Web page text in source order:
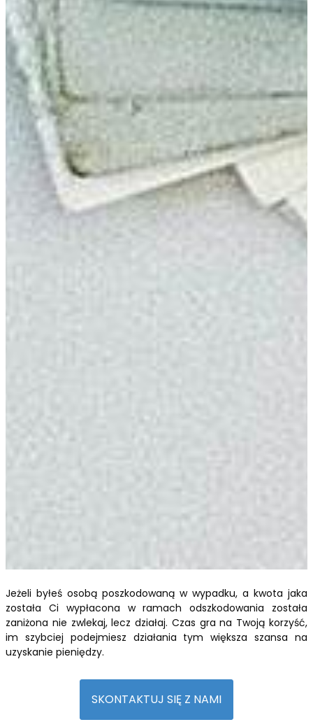
Jeżeli byłeś osobą poszkodowaną w wypadku, a kwota jaka
została Ci wypłacona w ramach odszkodowania została
zaniżona nie zwlekaj, lecz działaj. Czas gra na Twoją korzyść,
im szybciej podejmiesz działania tym większa szansa na
uzyskanie pieniędzy.
SKONTAKTUJ SIĘ Z NAMI